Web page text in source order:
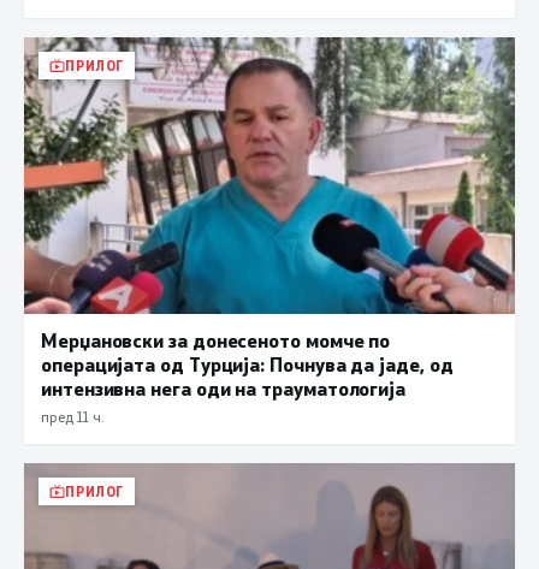
ПРИЛОГ
Мерџановски за донесеното момче по
операцијата од Турција: Почнува да јаде, од
интензивна нега оди на трауматологија
пред 11 ч.
ПРИЛОГ